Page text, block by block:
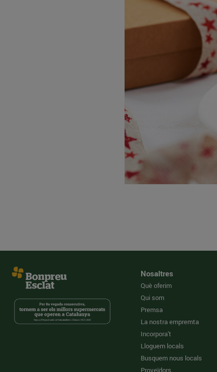
Nosaltres
Què oferim
Qui som
Premsa
La nostra empremta
Incorpora't
Lloguem locals
Busquem nous locals
Proveïdors